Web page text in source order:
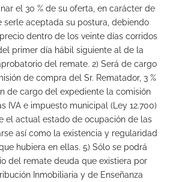
el 30 % de su oferta, en carácter de
serle aceptada su postura, debiendo
dentro de los veinte días corridos
primer día hábil siguiente al de la
del remate. 2) Será de cargo
de compra del Sr. Rematador, 3 %
de cargo del expediente la comisión
IVA e impuesto municipal (Ley 12.700)
el actual estado de ocupación de las
así como la existencia y regularidad
hubiera en ellas. 5) Sólo se podrá
del remate deuda que existiera por
Inmobiliaria y de Enseñanza